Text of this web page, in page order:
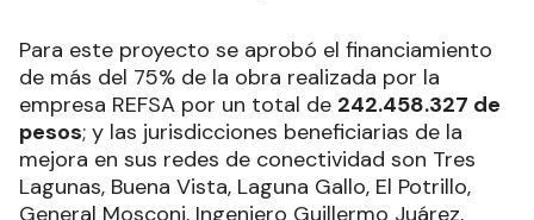
Para este proyecto se aprobó el financiamiento
de más del 75% de la obra realizada por la
empresa REFSA por un total de 242.458.327 de
pesos; y las jurisdicciones beneficiarias de la
mejora en sus redes de conectividad son Tres
Lagunas, Buena Vista, Laguna Gallo, El Potrillo,
General Mosconi, Ingeniero Guillermo Juárez,